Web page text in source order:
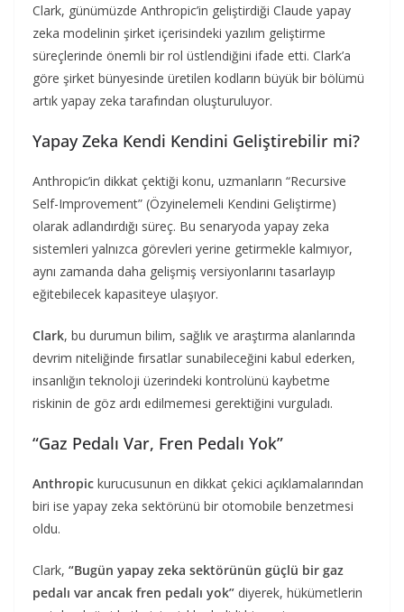
Clark, günümüzde Anthropic’in geliştirdiği Claude yapay
zeka modelinin şirket içerisindeki yazılım geliştirme
süreçlerinde önemli bir rol üstlendiğini ifade etti. Clark’a
göre şirket bünyesinde üretilen kodların büyük bir bölümü
artık yapay zeka tarafından oluşturuluyor.
Yapay Zeka Kendi Kendini Geliştirebilir mi?
Anthropic’in dikkat çektiği konu, uzmanların “Recursive
Self-Improvement” (Özyinelemeli Kendini Geliştirme)
olarak adlandırdığı süreç. Bu senaryoda yapay zeka
sistemleri yalnızca görevleri yerine getirmekle kalmıyor,
aynı zamanda daha gelişmiş versiyonlarını tasarlayıp
eğitebilecek kapasiteye ulaşıyor.
Clark, bu durumun bilim, sağlık ve araştırma alanlarında
devrim niteliğinde fırsatlar sunabileceğini kabul ederken,
insanlığın teknoloji üzerindeki kontrolünü kaybetme
riskinin de göz ardı edilmemesi gerektiğini vurguladı.
“Gaz Pedalı Var, Fren Pedalı Yok”
Anthropic kurucusunun en dikkat çekici açıklamalarından
biri ise yapay zeka sektörünü bir otomobile benzetmesi
oldu.
Clark, “Bugün yapay zeka sektörünün güçlü bir gaz
pedalı var ancak fren pedalı yok” diyerek, hükümetlerin